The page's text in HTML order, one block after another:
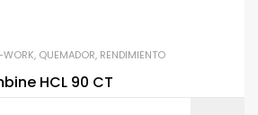
WORK, QUEMADOR, RENDIMIENTO
HCL 90 CT